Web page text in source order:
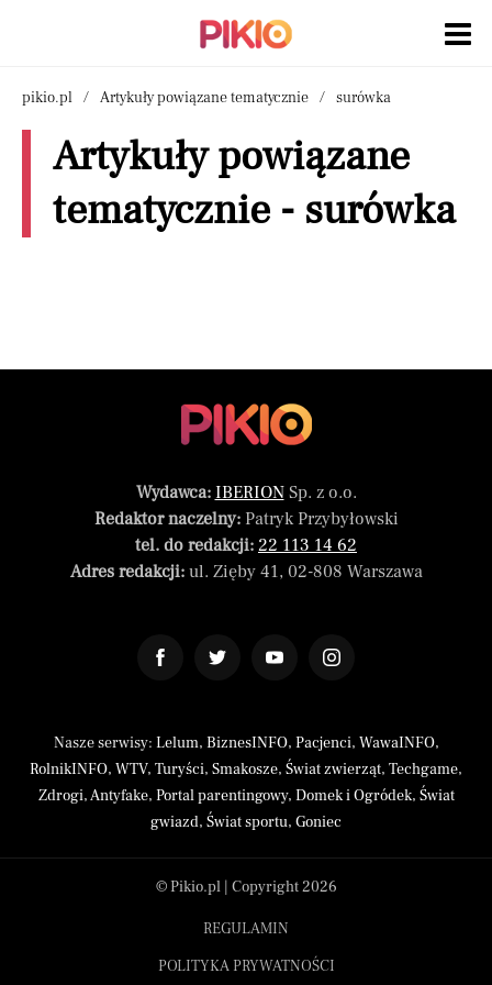
pikio.pl Artykuły powiązane tematycznie surówka
Artykuły powiązane
tematycznie - surówka
Wydawca: IBERIONSp. z o.o.
Redaktor naczelny:Patryk Przybyłowski
tel. do redakcji: 22 113 14 62
Adres redakcji:ul. Zięby 41, 02-808 Warszawa
Nasze serwisy: Lelum, BiznesINFO, Pacjenci, WawaINFO,
RolnikINFO, WTV, Turyści, Smakosze, Świat zwierząt, Techgame,
Zdrogi,Antyfake, Portal parentingowy, Domek i Ogródek, Świat
gwiazd, Świat sportu, Goniec
© Pikio.pl | Copyright 2026
REGULAMIN
POLITYKA PRYWATNOŚCI